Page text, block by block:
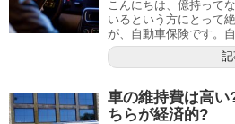
こんにちは、億持って
いるという方にとって
が、自動車保険です。
車の維持費は高
ちらが経済的?